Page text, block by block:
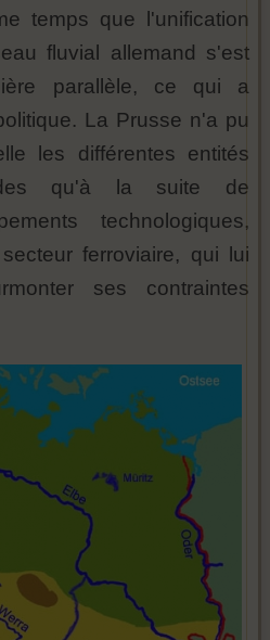
temps que l'unification
fluvial allemand s'est
parallèle, ce qui a
La Prusse n'a pu
les différentes entités
qu'à la suite de
technologiques,
ferroviaire, qui lui
ses contraintes